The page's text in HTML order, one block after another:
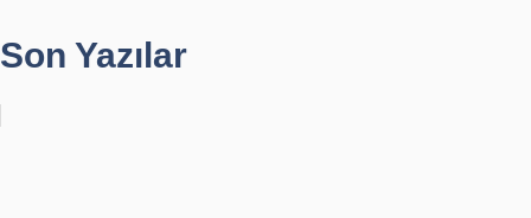
Son Yazılar